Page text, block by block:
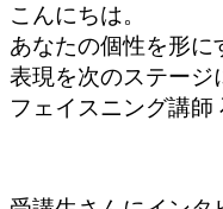
こんにちは。
あなたの個性を形に
表現を次のステージ
フェイスニング講師